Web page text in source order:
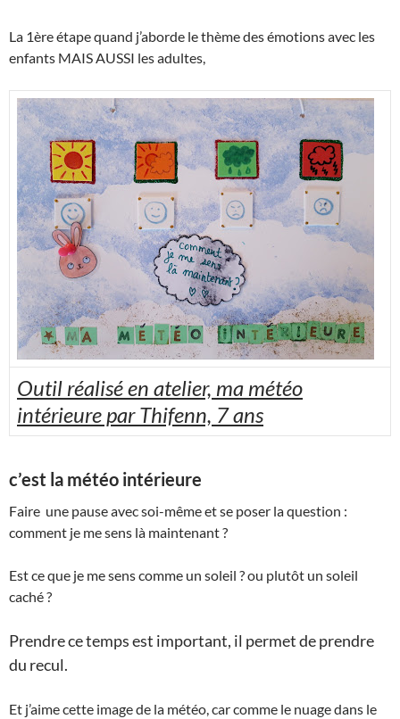
La 1ère étape quand j’aborde le thème des émotions avec les
enfants MAIS AUSSI les adultes,
Outil réalisé en atelier, ma météo
intérieure par Thifenn, 7 ans
c’est la météo intérieure
Faire une pause avec soi-même et se poser la question :
comment je me sens là maintenant ?
Est ce que je me sens comme un soleil ? ou plutôt un soleil
caché ?
Prendre ce temps est important, il permet de prendre
du recul.
Et j’aime cette image de la météo, car comme le nuage dans le